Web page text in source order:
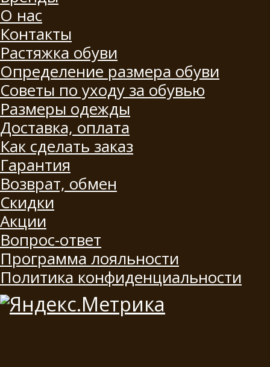
О нас
Контакты
Растяжка обуви
Определение размера обуви
Советы по уходу за обувью
Размеры одежды
Доставка, оплата
Как сделать заказ
Гарантия
Возврат, обмен
Скидки
Акции
Вопрос-ответ
Программа лояльности
Политика конфиденциальности